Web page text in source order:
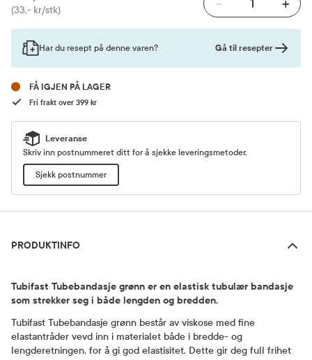
Pris
(33,- kr/stk) - +
Har du resept på denne varen? Gå til resepter
FÅ IGJEN PÅ LAGER
Fri frakt over 399 kr
Leveranse
Skriv inn postnummeret ditt for å sjekke leveringsmetoder.
Sjekk postnummer
PRODUKTINFO
Tubifast Tubebandasje grønn er en elastisk tubulær bandasje
som strekker seg i både lengden og bredden.
Tubifast Tubebandasje grønn består av viskose med fine
elastantråder vevd inn i materialet både i bredde- og
lengderetningen, for å gi god elastisitet. Dette gir deg full frihet